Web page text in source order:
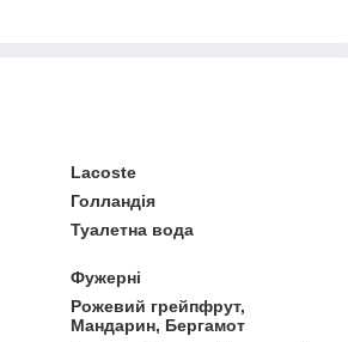
Lacoste
Голландія
Туалетна вода
Фужерні
Рожевий грейпфрут,
Мандарин, Бергамот